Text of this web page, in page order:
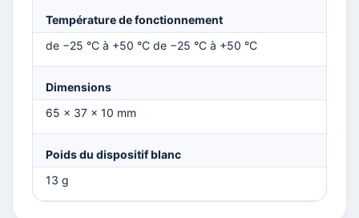
Température de fonctionnement
de −25 °C à +50 °C de −25 °C à +50 °C
Dimensions
65 × 37 × 10 mm
Poids du dispositif blanc
13 g